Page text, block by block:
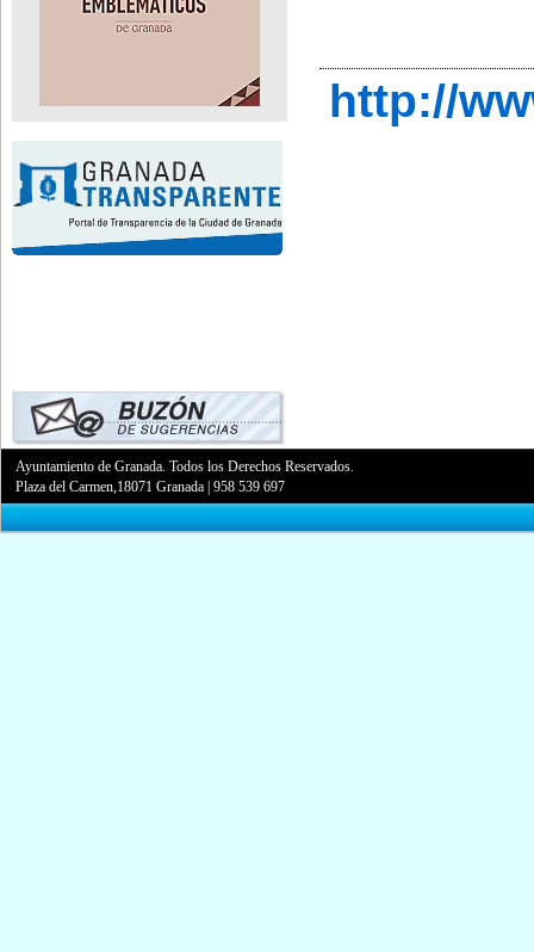
http://
Ayuntamiento de Granada. Todos los Derechos Reservados.
Plaza del Carmen,18071 Granada |958 539 697